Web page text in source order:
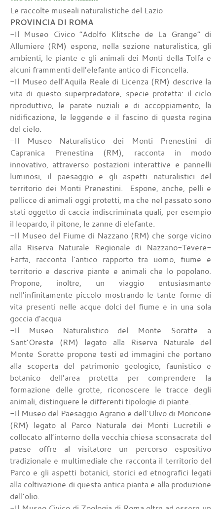
Le raccolte museali naturalistiche del Lazio
PROVINCIA DI ROMA
-Il Museo Civico “Adolfo Klitsche de La Grange” di
Allumiere (RM) espone, nella sezione naturalistica, gli
ambienti, le piante e gli animali dei Monti della Tolfa e
alcuni frammenti dell’elefante antico di Ficoncella.
-Il Museo dell’Aquila Reale di Licenza (RM) descrive la
vita di questo superpredatore, specie protetta: il ciclo
riproduttivo, le parate nuziali e di accoppiamento, la
nidificazione, le leggende e il fascino di questa regina
del cielo.
-Il Museo Naturalistico dei Monti Prenestini di
Capranica Prenestina (RM), racconta in modo
innovativo, attraverso postazioni interattive e pannelli
luminosi, il paesaggio e gli aspetti naturalistici del
territorio dei Monti Prenestini. Espone, anche, pelli e
pellicce di animali oggi protetti, ma che nel passato sono
stati oggetto di caccia indiscriminata quali, per esempio
il leopardo, il pitone, le zanne di elefante.
-Il Museo del Fiume di Nazzano (RM) che sorge vicino
alla Riserva Naturale Regionale di Nazzano-Tevere-
Farfa, racconta l’antico rapporto tra uomo, fiume e
territorio e descrive piante e animali che lo popolano.
Propone, inoltre, un viaggio entusiasmante
nell’infinitamente piccolo mostrando le tante forme di
vita presenti nelle acque dolci del fiume e in una sola
goccia d’acqua
-Il Museo Naturalistico del Monte Soratte a
Sant’Oreste (RM) legato alla Riserva Naturale del
Monte Soratte propone testi ed immagini che portano
alla scoperta del patrimonio geologico, faunistico e
botanico dell’area protetta per comprendere la
formazione delle grotte, riconoscere le tracce degli
animali, distinguere le differenti tipologie di piante.
-Il Museo del Paesaggio Agrario e dell’Ulivo di Moricone
(RM) legato al Parco Naturale dei Monti Lucretili e
collocato all’interno della vecchia chiesa sconsacrata del
paese offre al visitatore un percorso espositivo
tradizionale e multimediale che racconta il territorio del
Parco e gli aspetti botanici, storici ed etnografici legati
alla coltivazione di questa antica pianta e alla produzione
dell’olio.